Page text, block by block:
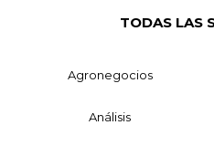
TODAS LAS
Agronegocios
Análisis